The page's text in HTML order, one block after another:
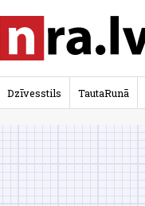
Dzīvesstils TautaRunā